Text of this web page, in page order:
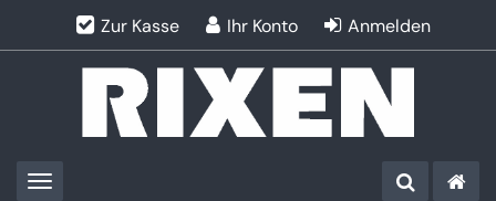
Zur Kasse Ihr Konto Anmelden
Toggle navigation